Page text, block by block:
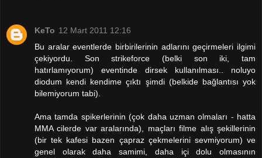
KeTo 12 Mart 2011 12:16
Bu aralar eventlerde birbirilerinin adlarını geçirmeleri ilgimi
çekiyordu. Son strikeforce (belki son iki, tam
hatırlamıyorum) eventinde dirsek kullanılması.. noluyo
diodum kendi kendime çıktı şimdi (belkide bağlantısı yok
bilemiyorum tabi).
Ama tamda spikerlerinin (çok daha uzman olmaları - hatta
MMA cilerde var aralarında), maçları filme alış şekillerinin
(bir tek kafesi bazen çapraz çekmelerini sevmiyorum) ve
genel olarak daha samimi, daha içi dolu olmasının